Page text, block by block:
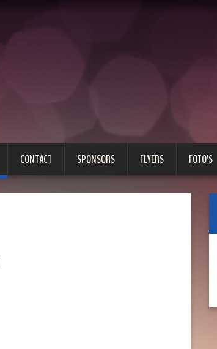
CONTACT SPONSORS FLYERS FOTO’S